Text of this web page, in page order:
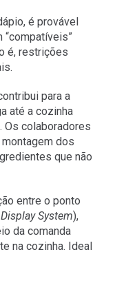
é provável
“compatíveis”
é, restrições
para a
até a cozinha
colaboradores
dos
que não
entre o ponto
System),
da comanda
na cozinha. Ideal